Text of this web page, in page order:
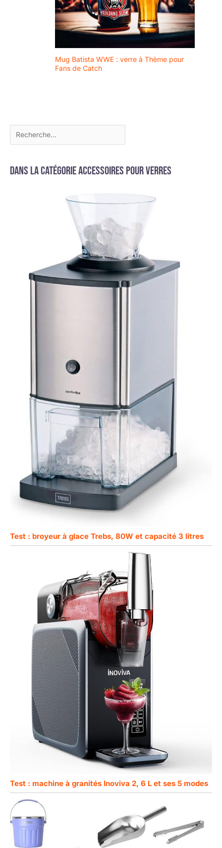
Mug Batista WWE : verre à Thème pour
Fans de Catch
Dans la catégorie Accessoires pour verres
Test : broyeur à glace Trebs, 80W et capacité 3 litres
Test : machine à granités Inoviva 2, 6 L et ses 5 modes